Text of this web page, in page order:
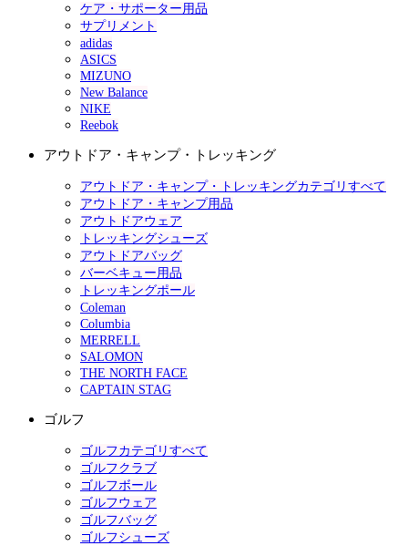
ケア・サポーター用品
サプリメント
adidas
ASICS
MIZUNO
New Balance
NIKE
Reebok
アウトドア・キャンプ・トレッキング
アウトドア・キャンプ・トレッキングカテゴリすべて
アウトドア・キャンプ用品
アウトドアウェア
トレッキングシューズ
アウトドアバッグ
バーベキュー用品
トレッキングポール
Coleman
Columbia
MERRELL
SALOMON
THE NORTH FACE
CAPTAIN STAG
ゴルフ
ゴルフカテゴリすべて
ゴルフクラブ
ゴルフボール
ゴルフウェア
ゴルフバッグ
ゴルフシューズ